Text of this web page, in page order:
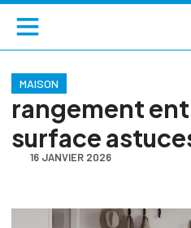
MAISON
rangement
surface
16 JANVIER 2026